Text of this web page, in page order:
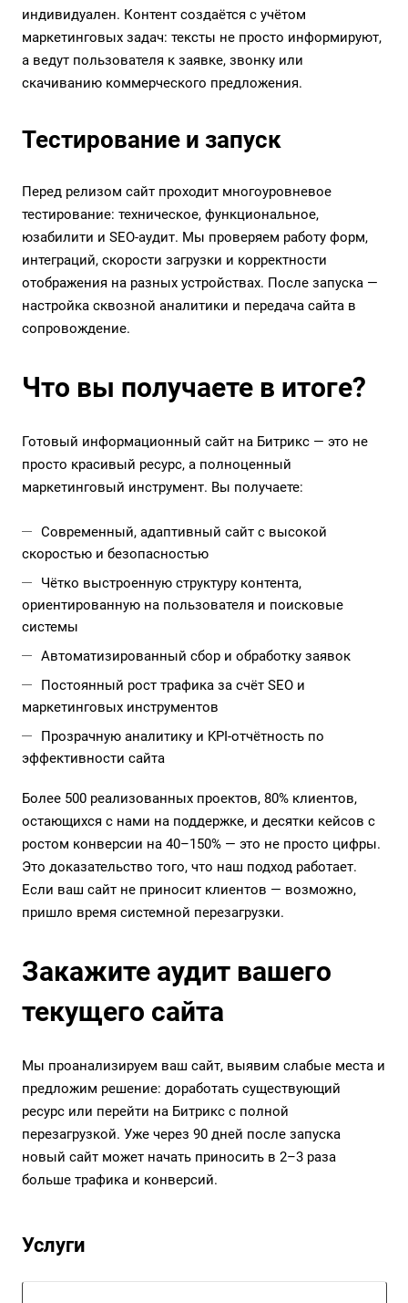
индивидуален. Контент создаётся с учётом
маркетинговых задач: тексты не просто информируют,
а ведут пользователя к заявке, звонку или
скачиванию коммерческого предложения.
Тестирование и запуск
Перед релизом сайт проходит многоуровневое
тестирование: техническое, функциональное,
юзабилити и SEO-аудит. Мы проверяем работу форм,
интеграций, скорости загрузки и корректности
отображения на разных устройствах. После запуска —
настройка сквозной аналитики и передача сайта в
сопровождение.
Что вы получаете в итоге?
Готовый информационный сайт на Битрикс — это не
просто красивый ресурс, а полноценный
маркетинговый инструмент. Вы получаете:
Современный, адаптивный сайт с высокой
скоростью и безопасностью
Чётко выстроенную структуру контента,
ориентированную на пользователя и поисковые
системы
Автоматизированный сбор и обработку заявок
Постоянный рост трафика за счёт SEO и
маркетинговых инструментов
Прозрачную аналитику и KPI-отчётность по
эффективности сайта
Более 500 реализованных проектов, 80% клиентов,
остающихся с нами на поддержке, и десятки кейсов с
ростом конверсии на 40–150% — это не просто цифры.
Это доказательство того, что наш подход работает.
Если ваш сайт не приносит клиентов — возможно,
пришло время системной перезагрузки.
Закажите аудит вашего
текущего сайта
Мы проанализируем ваш сайт, выявим слабые места и
предложим решение: доработать существующий
ресурс или перейти на Битрикс с полной
перезагрузкой. Уже через 90 дней после запуска
новый сайт может начать приносить в 2–3 раза
больше трафика и конверсий.
Услуги